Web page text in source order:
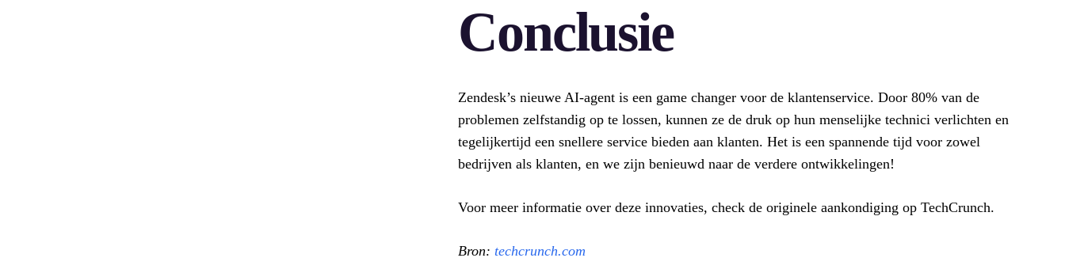
Conclusie
Zendesk’s nieuwe AI-agent is een game changer voor de klantenservice. Door 80% van de
problemen zelfstandig op te lossen, kunnen ze de druk op hun menselijke technici verlichten en
tegelijkertijd een snellere service bieden aan klanten. Het is een spannende tijd voor zowel
bedrijven als klanten, en we zijn benieuwd naar de verdere ontwikkelingen!
Voor meer informatie over deze innovaties, check de originele aankondiging op TechCrunch.
Bron: techcrunch.com